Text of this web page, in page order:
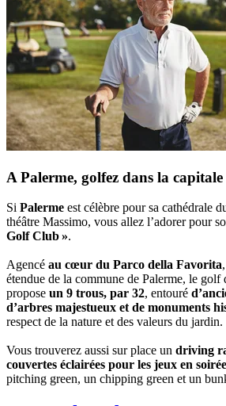
A Palerme, golfez dans la
Si Palerme est célèbre pour sa cathédrale
théâtre Massimo, vous allez l’adorer pour
Golf Club ».
Agencé au cœur du Parco della Favorita
étendue de la commune de Palerme, le
propose un 9 trous, par 32, entouré
d’arbres majestueux et de monuments
respect de la nature et des valeurs du jardin.
Vous trouverez aussi sur place un driving
couvertes éclairées pour les jeux en soirée
pitching green, un chipping green et un